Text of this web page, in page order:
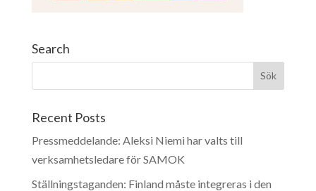
Search
Recent Posts
Pressmeddelande: Aleksi Niemi har valts till
verksamhetsledare för SAMOK
Ställningstaganden: Finland måste integreras i den